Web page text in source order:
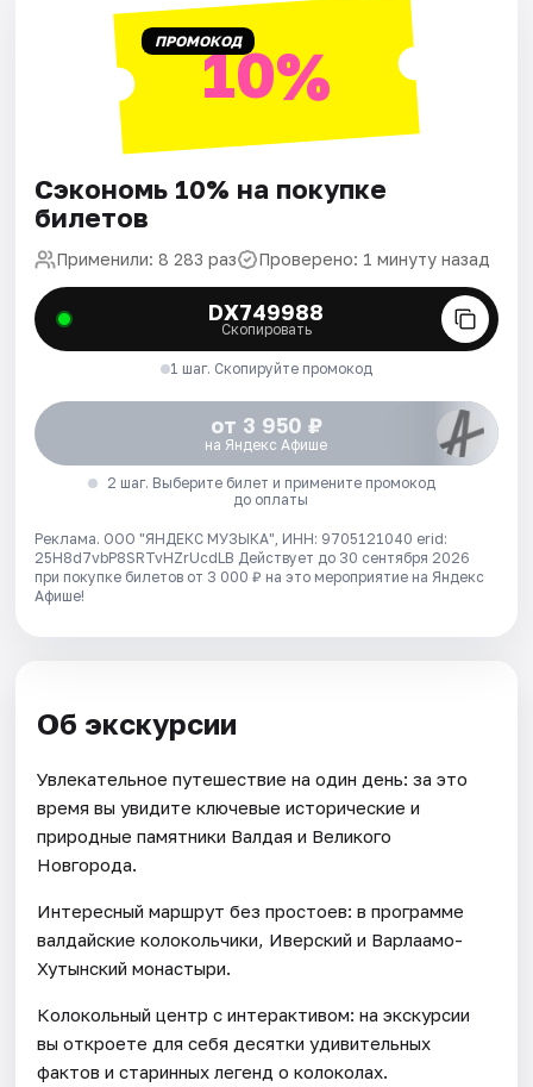
ПРОМОКОД10%
Сэкономь 10% на покупке
билетов
Применили: 8 283 раз Проверено: 1 минуту назад
DX749988
Скопировать
1 шаг. Скопируйте промокод
от 3 950 ₽
на Яндекс Афише
2 шаг. Выберите билет и примените промокод
до оплаты
Реклама. ООО "ЯНДЕКС МУЗЫКА", ИНН: 9705121040 erid:
25H8d7vbP8SRTvHZrUcdLB Действует до 30 сентября 2026
при покупке билетов от 3 000 ₽ на это мероприятие на Яндекс
Афише!
Об экскурсии
Увлекательное путешествие на один день: за это
время вы увидите ключевые исторические и
природные памятники Валдая и Великого
Новгорода.
Интересный маршрут без простоев: в программе
валдайские колокольчики, Иверский и Варлаамо-
Хутынский монастыри.
Колокольный центр с интерактивом: на экскурсии
вы откроете для себя десятки удивительных
фактов и старинных легенд о колоколах.